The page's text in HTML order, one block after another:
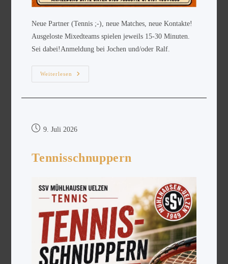
Neue Partner (Tennis ;-), neue Matches, neue Kontakte!
Ausgeloste Mixedteams spielen jeweils 15-30 Minuten.
Sei dabei!Anmeldung bei Jochen und/oder Ralf.
Weiterlesen
9. Juli 2026
Tennisschnuppern